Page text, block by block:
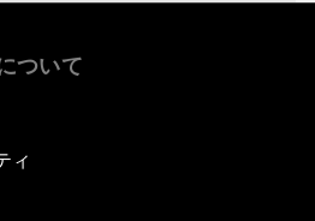
ついて
ィ